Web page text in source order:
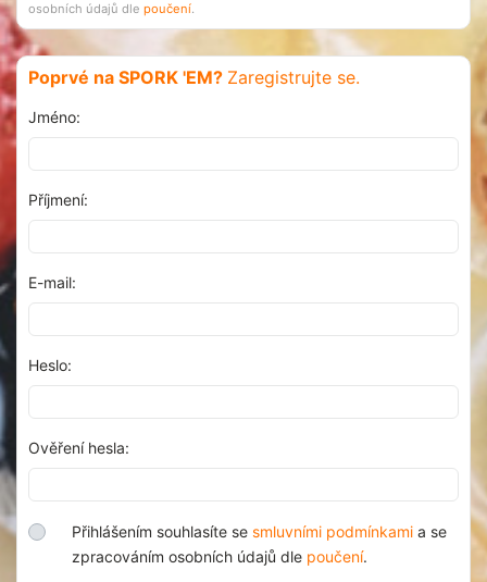
osobních údajů dle poučení.
Poprvé na SPORK 'EM? Zaregistrujte se.
Jméno:
Příjmení:
E-mail:
Heslo:
Ověření hesla:
Přihlášením souhlasíte se smluvními podmínkami a se
zpracováním osobních údajů dle poučení.